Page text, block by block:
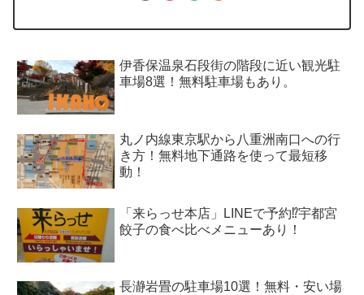
伊香保温泉石段街の階段に近い観光駐
車場8選！無料駐車場もあり。
丸ノ内線東京駅から八重洲南口への行
き方！無料地下通路を使って最短移
動！
「来らっせ本店」LINEで予約⁉宇都宮
餃子の食べ比べメニューあり！
長瀞岩畳の駐車場10選！無料・安い場